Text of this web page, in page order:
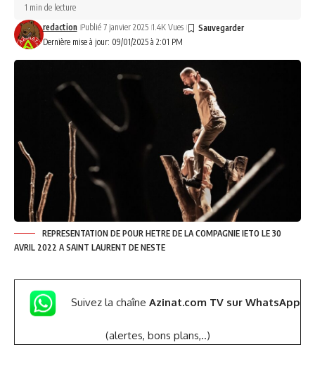
Dernière mise à jour: 09/01/2025 à 2:01 PM
redaction Publié 7 janvier 2025 1.4K Vues
1 min de lecture
REPRESENTATION DE POUR HETRE DE LA COMPAGNIE IETO LE 30
AVRIL 2022 A SAINT LAURENT DE NESTE
Suivez la chaîne Azinat.com TV sur WhatsApp
(alertes, bons plans,..)